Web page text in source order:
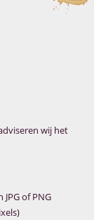
wij het
of PNG